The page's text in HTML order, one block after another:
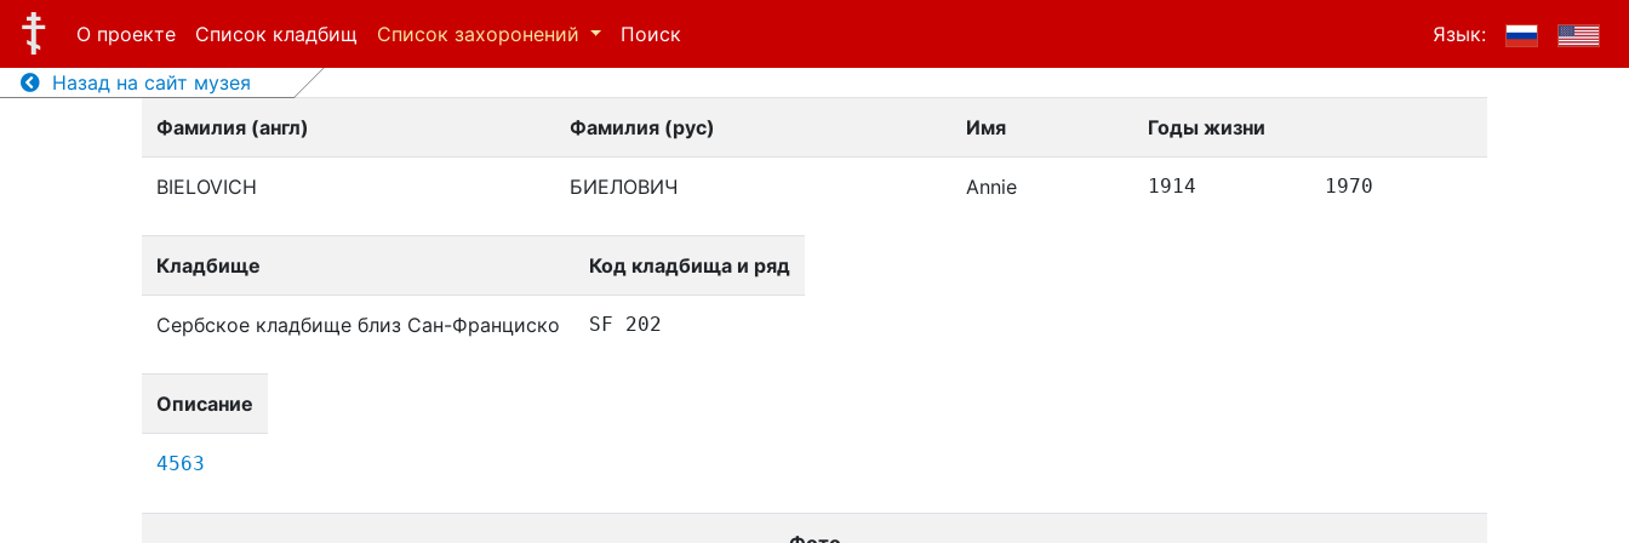
О проекте Список кладбищ Список захоронений Поиск
Язык:
Назад на сайт музея
Фамилия (англ)
Фамилия (рус) Имя Годы жизни
BIELOVICH БИЕЛОВИЧ Annie 1914 1970
Кладбище Код кладбища и ряд
Сербское кладбище близ Сан-Франциско SF 202
Описание
4563